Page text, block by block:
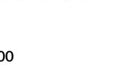
Giá